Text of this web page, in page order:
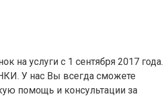
на услуги с 1 сентября 2017 года.
У нас Вы всегда сможете
помощь и консультации за